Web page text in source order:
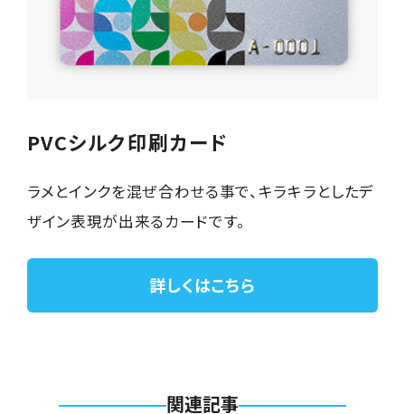
PVCシルク印刷カード
ラメとインクを混ぜ合わせる事で、キラキラとしたデ
ザイン表現が出来るカードです。
詳しくはこちら
関連記事